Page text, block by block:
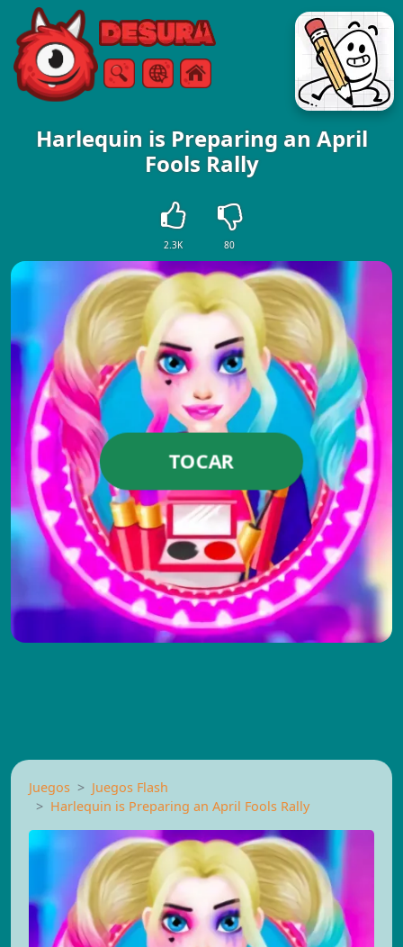
Free Online Games
BuscarMenú
Harlequin is Preparing an April
Fools Rally
2.3K 80
TOCAR
Juegos
Juegos Flash
Harlequin is Preparing an April Fools Rally